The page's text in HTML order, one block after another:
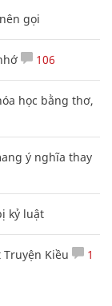
gọi
106
học bằng thơ,
ý nghĩa thay
kỷ luật
Kiều 1